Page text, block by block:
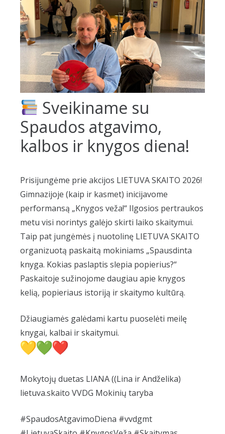
Sveikiname su
Spaudos atgavimo,
kalbos ir knygos diena!
Prisijungėme prie akcijos LIETUVA SKAITO 2026!
Gimnazijoje (kaip ir kasmet) inicijavome
performansą „Knygos veža!“ Ilgosios pertraukos
metu visi norintys galėjo skirti laiko skaitymui.
Taip pat jungėmės į nuotolinę LIETUVA SKAITO
organizuotą paskaitą mokiniams „Spausdinta
knyga. Kokias paslaptis slepia popierius?“
Paskaitoje sužinojome daugiau apie knygos
kelią, popieriaus istoriją ir skaitymo kultūrą.
Džiaugiamės galėdami kartu puoselėti meilę
knygai, kalbai ir skaitymui.
Mokytojų duetas LIANA ((Lina ir Andželika)
lietuva.skaito VVDG Mokinių taryba
#SpaudosAtgavimoDiena #vvdgmt